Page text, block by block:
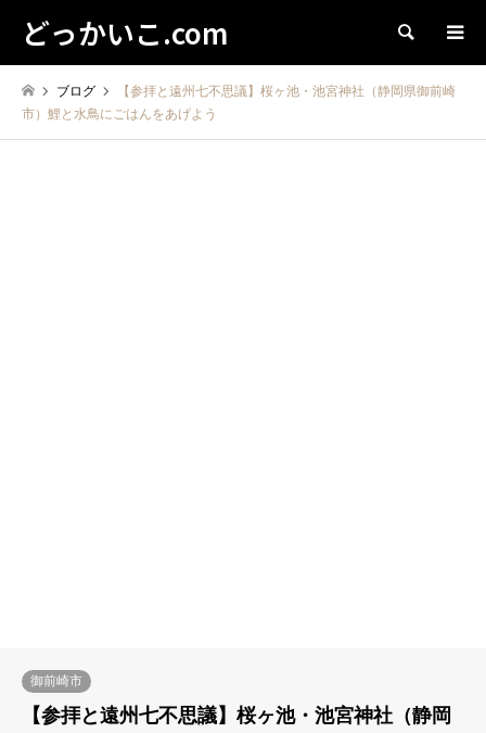
どっかいこ.com 検索
ブログ
【参拝と遠州七不思議】桜ヶ池・池宮神社（静岡県御前崎
市）鯉と水鳥にごはんをあげよう
御前崎市
【参拝と遠州七不思議】桜ヶ池・池宮神社（静岡